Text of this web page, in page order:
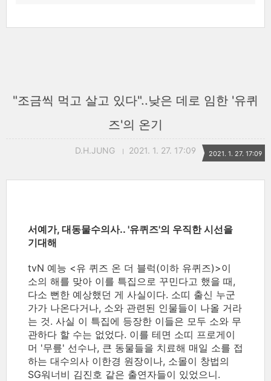
"조금씩 먹고 살고 있다"..낮은 데로 임한 '유퀴
즈'의 온기
D.H.JUNG 2021. 1. 27. 17:09 2021. 1. 27. 17:09
서예가, 대동물수의사.. '유퀴즈'의 우직한 시선을
기대해
tvN 예능 <유 퀴즈 온 더 블럭(이하 유퀴즈)>이
소의 해를 맞아 이를 특집으로 꾸민다고 했을 때,
다소 뻔한 예상했던 게 사실이다. 소띠 출신 누군
가가 나온다거나, 소와 관련된 인물들이 나올 거라
는 것. 사실 이 특집에 등장한 이들은 모두 소와 무
관하다 할 수는 없었다. 이를 테면 소띠 프로게이
머 '무릎' 선수나, 큰 동물들을 치료해 매일 소를 접
하는 대수의사 이한경 원장이나, 소몰이 창법의
SG워너비 김진호 같은 출연자들이 있었으니.